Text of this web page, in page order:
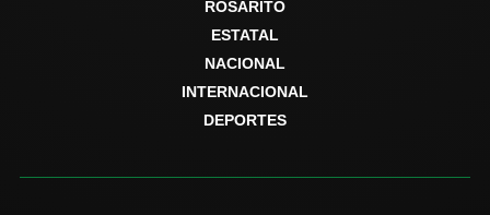
ROSARITO
ESTATAL
NACIONAL
INTERNACIONAL
DEPORTES